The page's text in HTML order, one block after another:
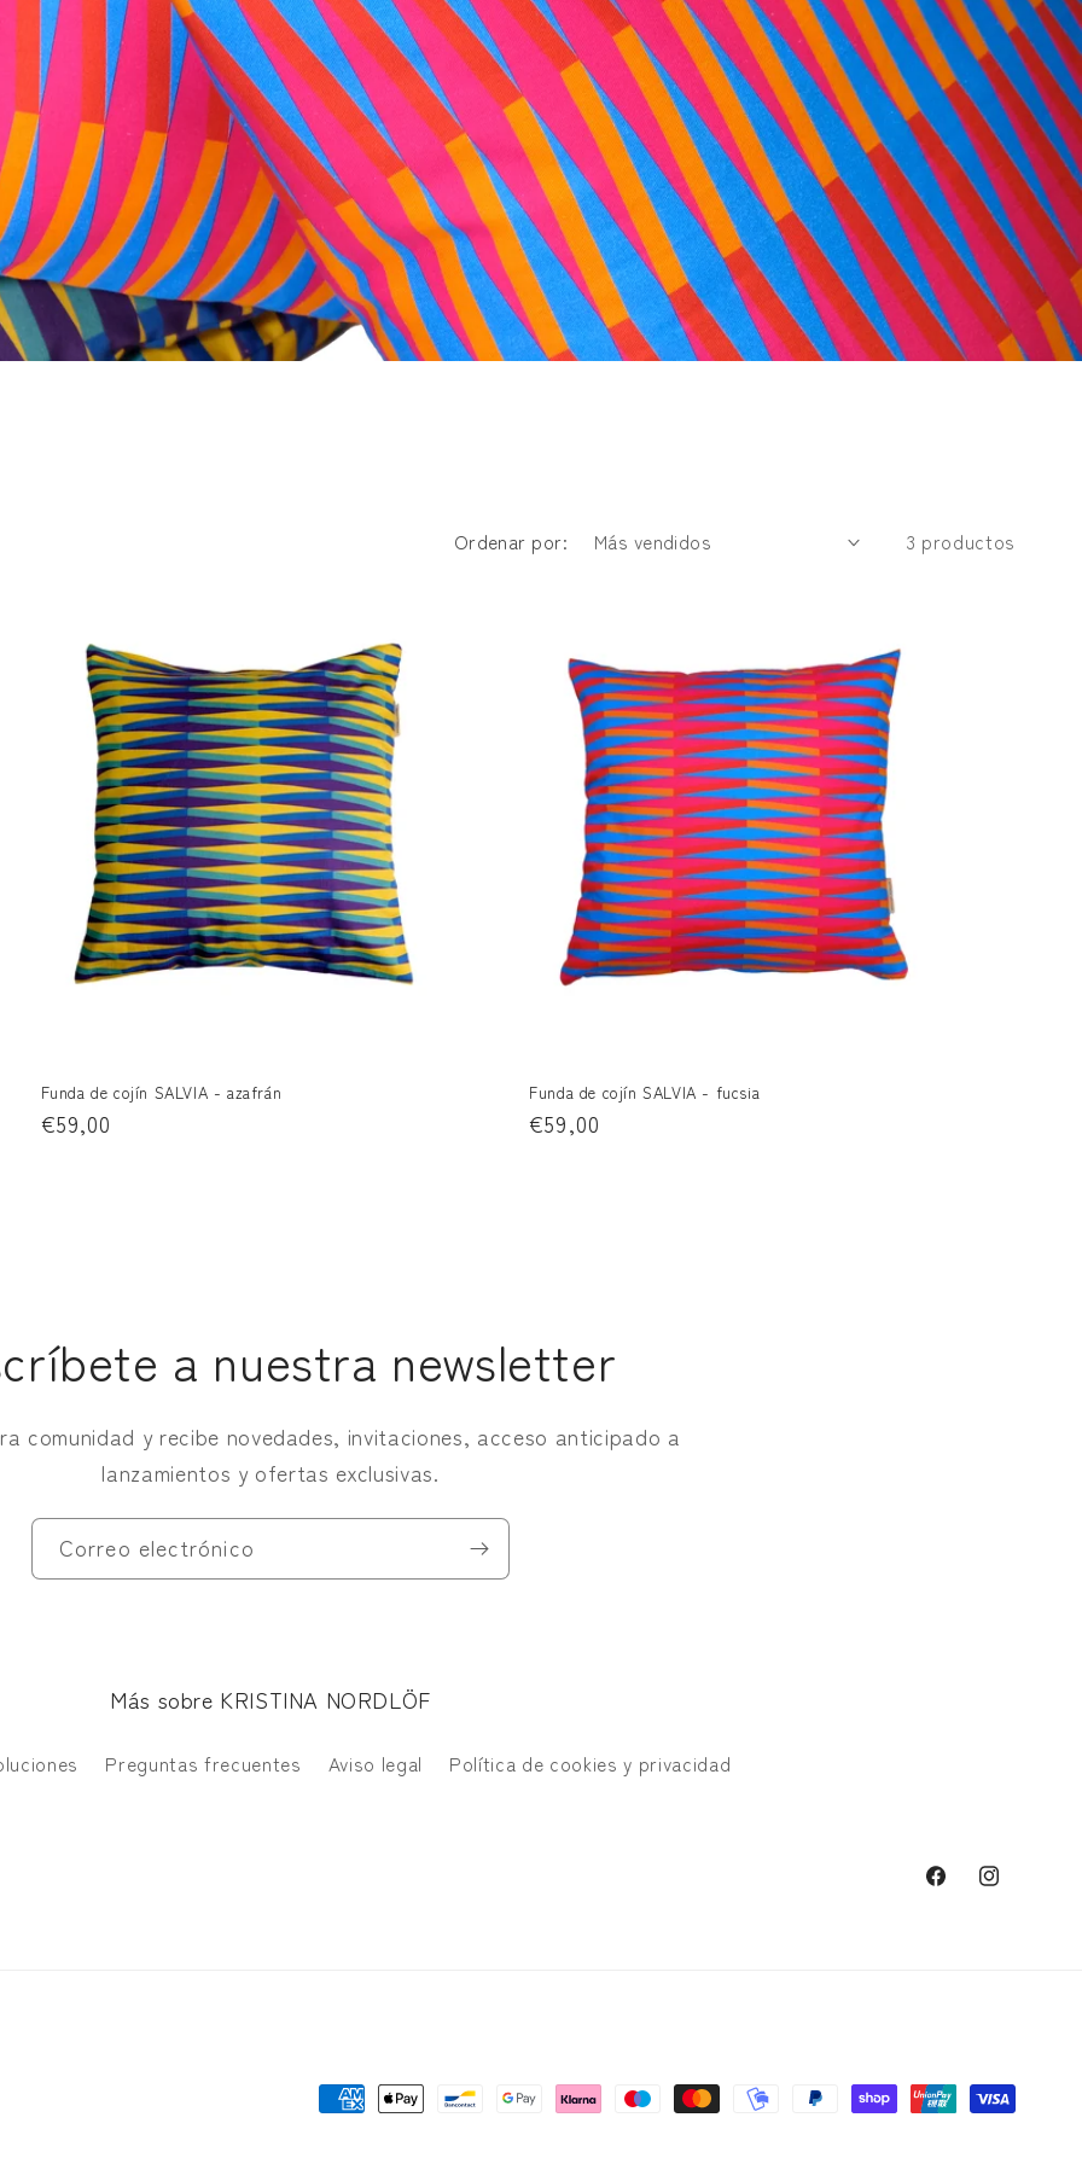
Ordenar por: 3 productos
Funda de cojín SALVIA - azafrán
Precio
€59,00
Funda de cojín SALVIA - fucsia
Precio
€59,00
a nuestra newsletter
comunidad y recibe novedades, invitaciones, acceso anticipado a
lanzamientos y ofertas exclusivas.
Correo electrónico
Más sobre KRISTINA NORDLÖF
Preguntas frecuentes Aviso legal Política de cookies y privacidad
FacebookInstagram
Formas